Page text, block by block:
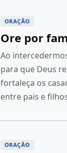
ORAÇÃO
Ore por
Ao
para que Deus
fortaleça os
entre pais e
ORAÇÃO